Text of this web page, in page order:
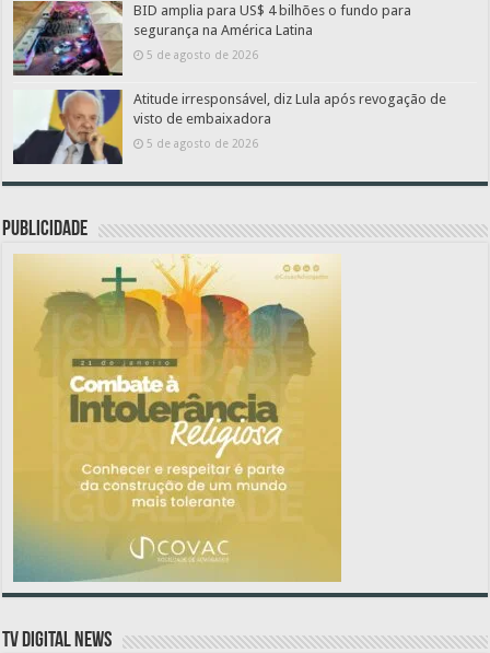
BID amplia para US$ 4 bilhões o fundo para
segurança na América Latina
5 de agosto de 2026
Atitude irresponsável, diz Lula após revogação de
visto de embaixadora
5 de agosto de 2026
PUBLICIDADE
TV DIGITAL NEWS